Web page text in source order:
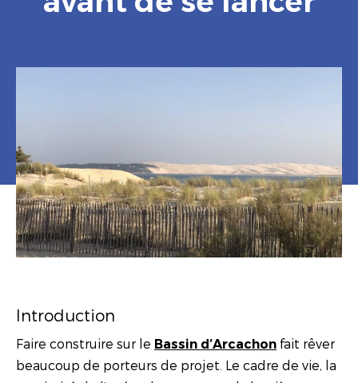
Introduction
Faire construire sur le Bassin d’Arcachon fait rêver
beaucoup de porteurs de projet. Le cadre de vie, la